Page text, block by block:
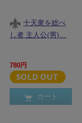
十天衆を総べ
し者 主人公(男)…
780円
カート